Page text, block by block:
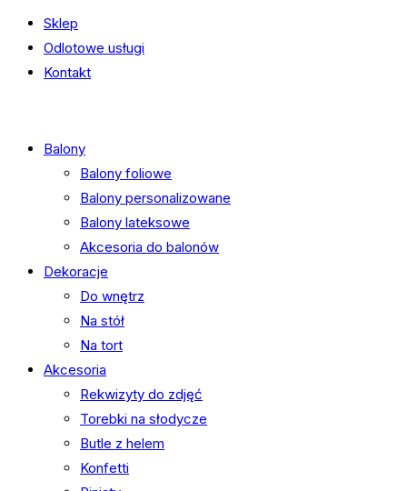
Sklep
Odlotowe usługi
Kontakt
Balony
Balony foliowe
Balony personalizowane
Balony lateksowe
Akcesoria do balonów
Dekoracje
Do wnętrz
Na stół
Na tort
Akcesoria
Rekwizyty do zdjęć
Torebki na słodycze
Butle z helem
Konfetti